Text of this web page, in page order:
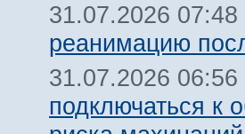
31.07.2026 07:48
реанимацию
31.07.2026 06:56
подключаться к